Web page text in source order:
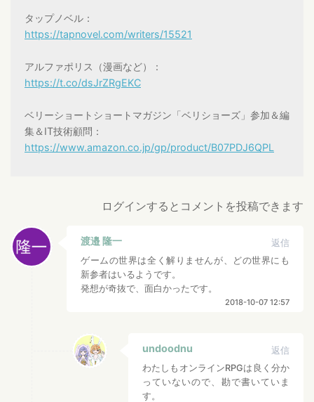
タップノベル：
https://tapnovel.com/writers/15521
アルファポリス（漫画など）：
https://t.co/dsJrZRgEKC
ベリーショートショートマガジン「ベリショーズ」参加＆編
集＆IT技術顧問：
https://www.amazon.co.jp/gp/product/B07PDJ6QPL
ログインするとコメントを投稿できます
渡邉 隆一
返信
ゲームの世界は全く解りませんが、どの世界にも
新参者はいるようです。
発想が奇抜で、面白かったです。
2018-10-07 12:57
undoodnu
返信
わたしもオンラインRPGは良く分か
っていないので、勘で書いていま
す。